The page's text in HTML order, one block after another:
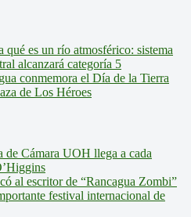
es un río atmosférico: sistema
alcanzará categoría 5
conmemora el Día de la Tierra
de Los Héroes
de Cámara UOH llega a cada
al escritor de “Rancagua Zombi”
festival internacional de